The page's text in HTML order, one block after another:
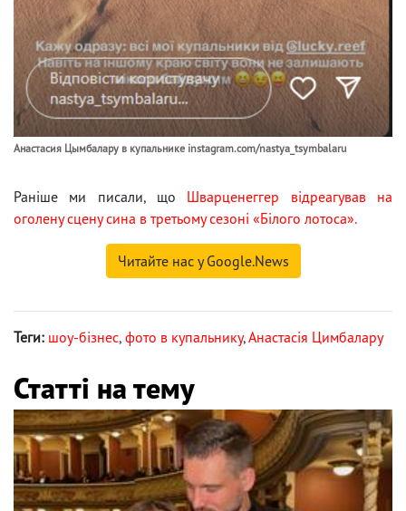
Анастасия Цымбалару в купальнике instagram.com/nastya_tsymbalaru
Раніше ми писали, що Шварценеггер відреагував на
оголену сцену сина в третьому сезоні «Білого лотоса».
Читайте нас у Google.News
Теги: шоу-бізнес, фото в купальнику,Анастасія Цимбалару
Статті на тему